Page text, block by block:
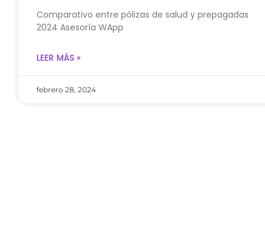
Comparativo entre pólizas de salud y prepagadas
2024 Asesoría WApp
LEER MÁS »
febrero 28, 2024